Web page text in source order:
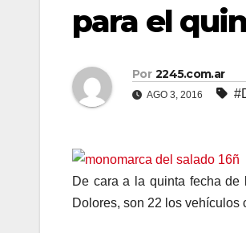
para el
Por 2245.com.ar
AGO 3, 2016
De cara a la quinta fecha de
Dolores, son 22 los vehículos